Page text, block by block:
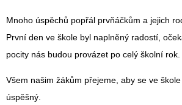
Mnoho úspěchů popřál prvňáčkům a jejich
První den ve škole byl naplněný radostí,
pocity nás budou provázet po celý školní rok.
Všem našim žákům přejeme, aby se ve
úspěšný.